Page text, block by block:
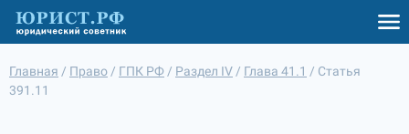
Главная / Право / ГПК РФ / Раздел IV / Глава 41.1 / Статья
391.11